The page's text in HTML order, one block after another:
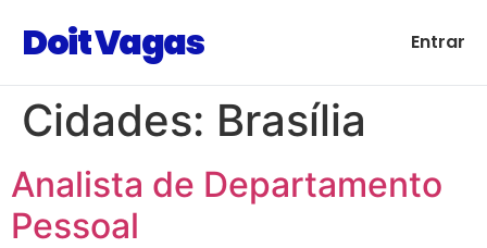
Doit Vagas Entrar
Cidades: Brasília
Analista de Departamento
Pessoal